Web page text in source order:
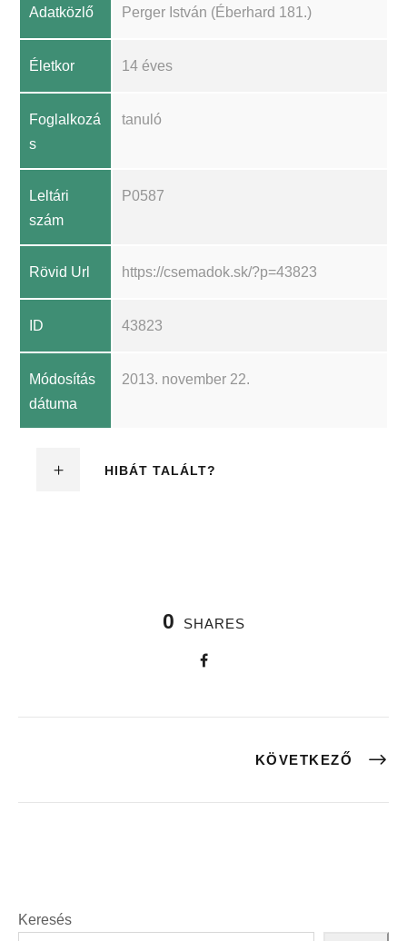
Adatközlő Perger István (Éberhard 181.)
Életkor 14 éves
Foglalkozá
s
tanuló
Leltári
szám
P0587
Rövid Url https://csemadok.sk/?p=43823
ID 43823
Módosítás
dátuma
2013. november 22.
HIBÁT TALÁLT?
0 SHARES
KÖVETKEZŐ
Keresés